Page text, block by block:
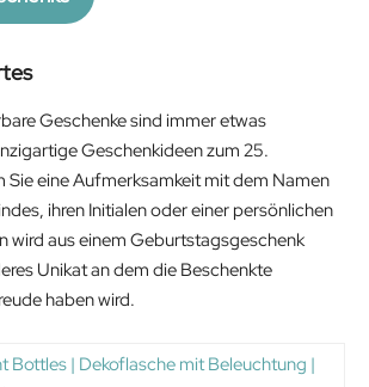
r
c
e
i
s
:
1
2
7
Geschenke sind immer etwas
Geschenkideen zum 25.
Sie eine Aufmerksamkeit mit dem Namen
ihren Initialen oder einer persönlichen
wird aus einem Geburtstagsgeschenk
Unikat an dem die Beschenkte
haben wird.